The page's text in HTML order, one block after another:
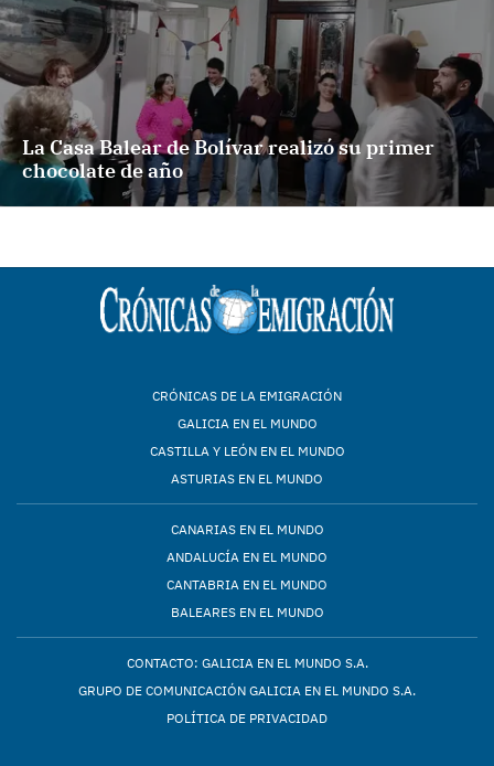
La Casa Balear de Bolívar realizó su primer
chocolate de año
CRÓNICAS DE LA EMIGRACIÓN
GALICIA EN EL MUNDO
CASTILLA Y LEÓN EN EL MUNDO
ASTURIAS EN EL MUNDO
CANARIAS EN EL MUNDO
ANDALUCÍA EN EL MUNDO
CANTABRIA EN EL MUNDO
BALEARES EN EL MUNDO
CONTACTO: GALICIA EN EL MUNDO S.A.
GRUPO DE COMUNICACIÓN GALICIA EN EL MUNDO S.A.
POLÍTICA DE PRIVACIDAD